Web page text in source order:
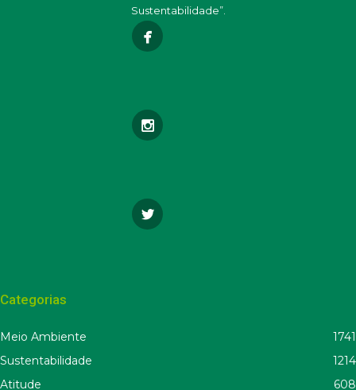
Sustentabilidade”.
Categorias
Meio Ambiente
1741
Sustentabilidade
1214
Atitude
608